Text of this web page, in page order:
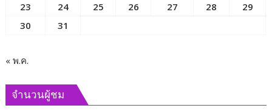
เคลื่อน
23
24 25 26 27 28
29
30
31
« พ.ค.
จำนวนผู้ชม